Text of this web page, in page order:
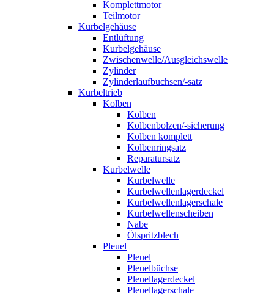
Komplettmotor
Teilmotor
Kurbelgehäuse
Entlüftung
Kurbelgehäuse
Zwischenwelle/Ausgleichswelle
Zylinder
Zylinderlaufbuchsen/-satz
Kurbeltrieb
Kolben
Kolben
Kolbenbolzen/-sicherung
Kolben komplett
Kolbenringsatz
Reparatursatz
Kurbelwelle
Kurbelwelle
Kurbelwellenlagerdeckel
Kurbelwellenlagerschale
Kurbelwellenscheiben
Nabe
Ölspritzblech
Pleuel
Pleuel
Pleuelbüchse
Pleuellagerdeckel
Pleuellagerschale